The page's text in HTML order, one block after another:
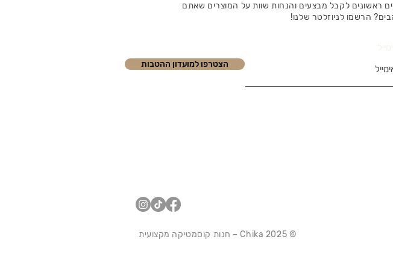
ראשונים לקבל מבצעים והנחות שוות על המוצרים שאתם
הרשמו לניוזלטר שלנו!
הצטרפו למועדון ההטבות
© 2025 Chika – חנות קוסמטיקה מקצועית